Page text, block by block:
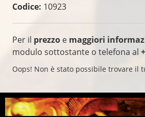
Codice: 10923
Per il prezzo e maggiori
modulo sottostante o telefona al
Oops! Non è stato possibile trovare il